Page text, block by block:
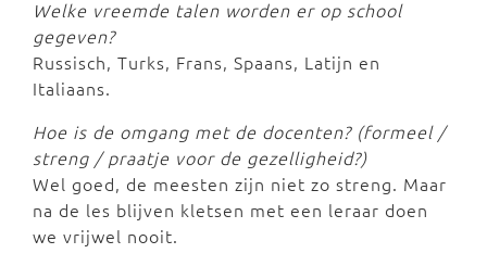
Welke vreemde talen worden er op school
gegeven?
Russisch, Turks, Frans, Spaans, Latijn en
Italiaans.
Hoe is de omgang met de docenten? (formeel /
streng / praatje voor de gezelligheid?)
Wel goed, de meesten zijn niet zo streng. Maar
na de les blijven kletsen met een leraar doen
we vrijwel nooit.